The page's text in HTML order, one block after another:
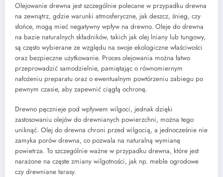
Olejowanie drewna jest szczególnie polecane w przypadku drewna
na zewnątrz, gdzie warunki atmosferyczne, jak deszcz, śnieg, czy
słońce, mogą mieć negatywny wpływ na drewno. Oleje do drewna
na bazie naturalnych składników, takich jak olej lniany lub tungowy,
są często wybierane ze względu na swoje ekologiczne właściwości
oraz bezpieczne użytkowanie. Proces olejowania można łatwo
przeprowadzić samodzielnie, pamiętając o równomiernym
nałożeniu preparatu oraz o ewentualnym powtórzeniu zabiegu po
pewnym czasie, aby zapewnić ciągłą ochronę.
Drewno pęcznieje pod wpływem wilgoci, jednak dzięki
zastosowaniu olejów do drewnianych powierzchni, można tego
uniknąć. Olej do drewna chroni przed wilgocią, a jednocześnie nie
zamyka porów drewna, co pozwala na naturalną wymianę
powietrza. To szczególnie ważne w przypadku drewna, które jest
narażone na częste zmiany wilgotności, jak np. meble ogrodowe
czy drewniane tarasy.